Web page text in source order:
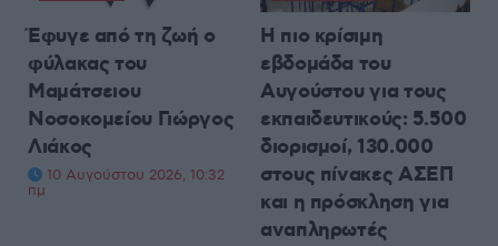
Έφυγε από τη ζωή ο
φύλακας του
Μαμάτσειου
Νοσοκομείου Γιώργος
Λιάκος
10 Αυγούστου 2026, 10:32
πμ
Η πιο κρίσιμη
εβδομάδα του
Αυγούστου για τους
εκπαιδευτικούς: 5.500
διορισμοί, 130.000
στους πίνακες ΑΣΕΠ
και η πρόσκληση για
αναπληρωτές